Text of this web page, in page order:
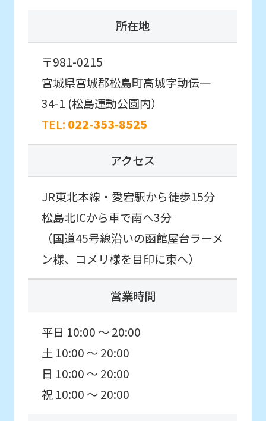
所在地
〒981-0215
宮城県宮城郡松島町高城字動伝一
34-1 (松島運動公園内）
TEL: 022-353-8525
アクセス
JR東北本線・愛宕駅から徒歩15分
松島北ICから車で南へ3分
（国道45号線沿いの函館屋台ラーメ
ン様、コメリ様を目印に東へ）
営業時間
平日 10:00 ～ 20:00
土 10:00 ～ 20:00
日 10:00 ～ 20:00
祝 10:00 ～ 20:00
mechanically,
so
not
be
an
accurate
translation.
translation
may
differ
from
the
original
content.
We
fully